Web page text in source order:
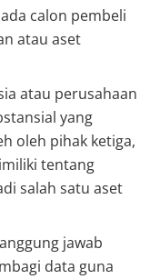
calon pembeli
atau aset
atau perusahaan
yang
oleh pihak ketiga,
tentang
salah satu aset
jawab
data guna